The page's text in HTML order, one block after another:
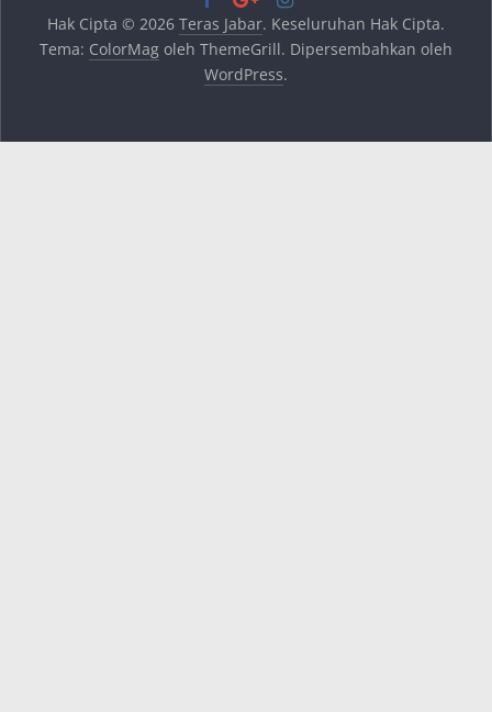
Hak Cipta © 2026 Teras Jabar. Keseluruhan Hak Cipta.
Tema: ColorMagoleh ThemeGrill. Dipersembahkan oleh
WordPress.